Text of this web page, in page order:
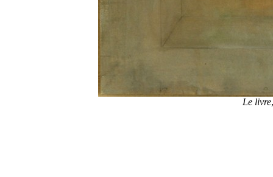
Le livre